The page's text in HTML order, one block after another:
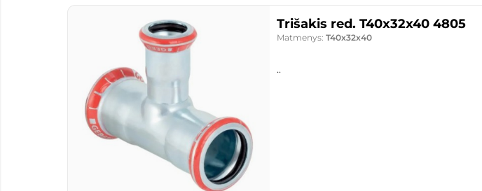
Trišakis red. T40x32x40 4805
Matmenys: T40x32x40
..